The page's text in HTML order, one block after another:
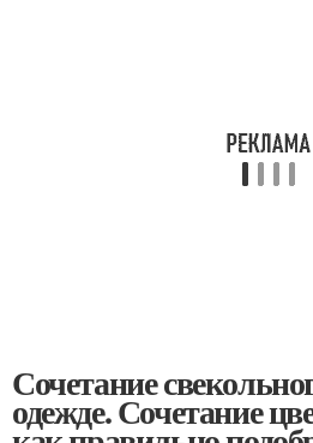
Сочетание
одежде. Сочетание